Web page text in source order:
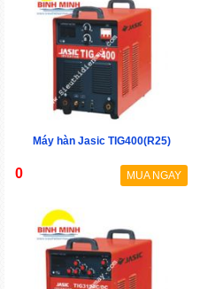
Máy hàn Jasic TIG400(R25)
0 MUA NGAY